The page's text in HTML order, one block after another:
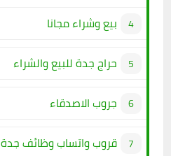
بيع وشراء مجانا
حراج جدة للبيع والشراء
جروب الاصدقاء
قروب واتساب وظائف جدة